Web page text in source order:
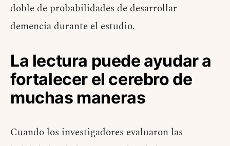
doble de probabilidades de desarrollar
demencia durante el estudio.
La lectura puede ayudar a
fortalecer el cerebro de
muchas maneras
Cuando los investigadores evaluaron las